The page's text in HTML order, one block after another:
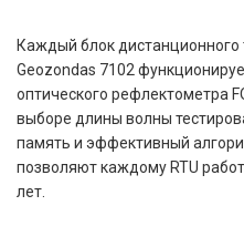
Каждый блок дистанционного
Geozondas 7102
оптического рефлектометра
выборе длины волны
память и эффективный
позволяют каждому RTU
лет.